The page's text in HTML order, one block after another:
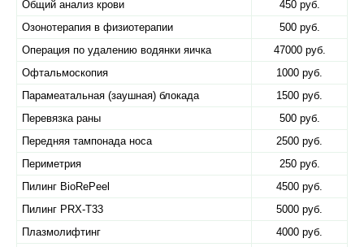
Общий анализ крови
450 руб.
Озонотерапия в физиотерапии
500 руб.
Операция по удалению водянки яичка
47000 руб.
Офтальмоскопия
1000 руб.
Парамеатальная (заушная) блокада
1500 руб.
Перевязка раны
500 руб.
Передняя тампонада носа
2500 руб.
Периметрия
250 руб.
Пилинг BioRePeel
4500 руб.
Пилинг PRX-T33
5000 руб.
Плазмолифтинг
4000 руб.